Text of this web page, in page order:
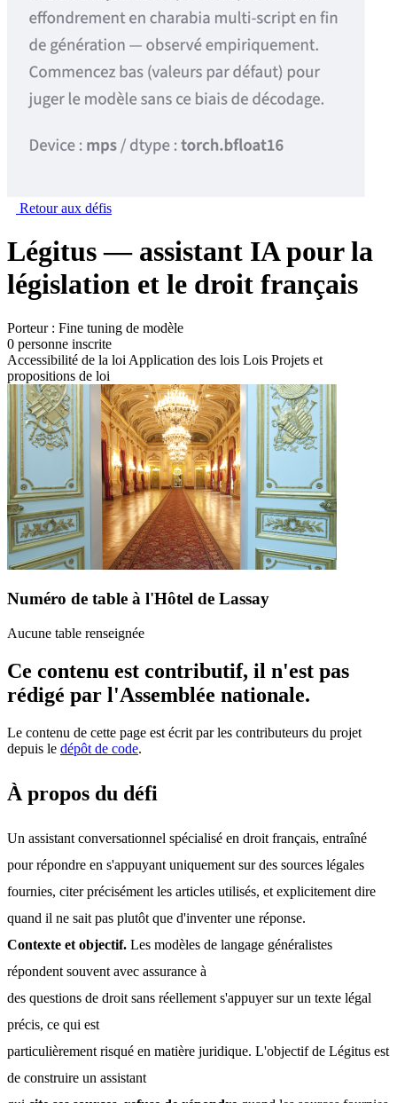
Retour aux défis
Légitus — assistant IA pour la
législation et le droit français
Porteur : Fine tuning de modèle
0 personne inscrite
Accessibilité de la loi Application des lois Lois Projets et
propositions de loi
Numéro de table à l'Hôtel de Lassay
Aucune table renseignée
Ce contenu est contributif, il n'est pas
rédigé par l'Assemblée nationale.
Le contenu de cette page est écrit par les contributeurs du projet
depuis le dépôt de code.
À propos du défi
Un assistant conversationnel spécialisé en droit français, entraîné
pour répondre en s'appuyant uniquement sur des sources légales
fournies, citer précisément les articles utilisés, et explicitement dire
quand il ne sait pas plutôt que d'inventer une réponse.
Contexte et objectif. Les modèles de langage généralistes
répondent souvent avec assurance à
des questions de droit sans réellement s'appuyer sur un texte légal
précis, ce qui est
particulièrement risqué en matière juridique. L'objectif de Légitus est
de construire un assistant